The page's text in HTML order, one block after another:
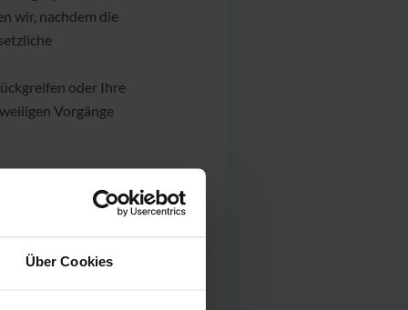
Über Cookies
wir, nachdem die
oder Ihre
Vorgänge